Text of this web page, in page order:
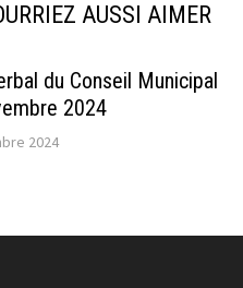
AUSSI AIMER
du Conseil Municipal
2024
2024